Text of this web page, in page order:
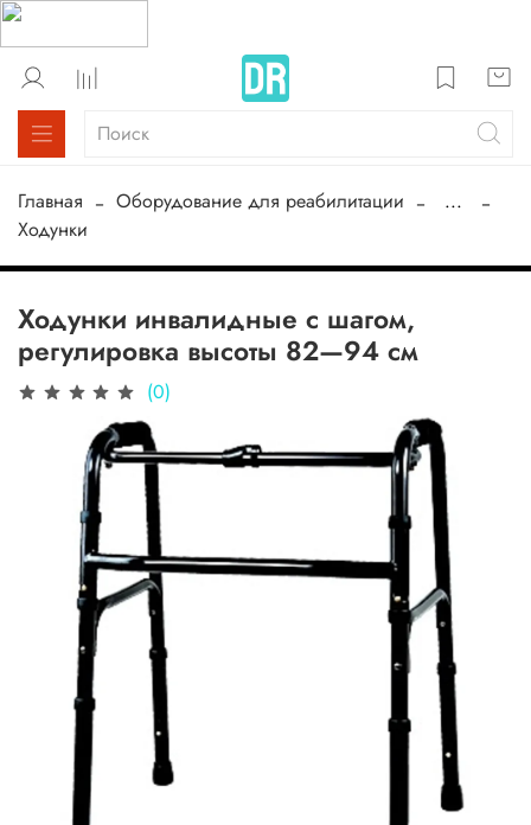
Главная Оборудование для реабилитации
...
Ходунки
Ходунки инвалидные с шагом,
регулировка высоты 82—94 см
(0)